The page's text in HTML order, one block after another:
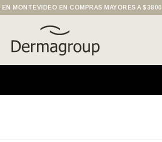
EN MONTEVIDEO EN COMPRAS MAYORES A $3800